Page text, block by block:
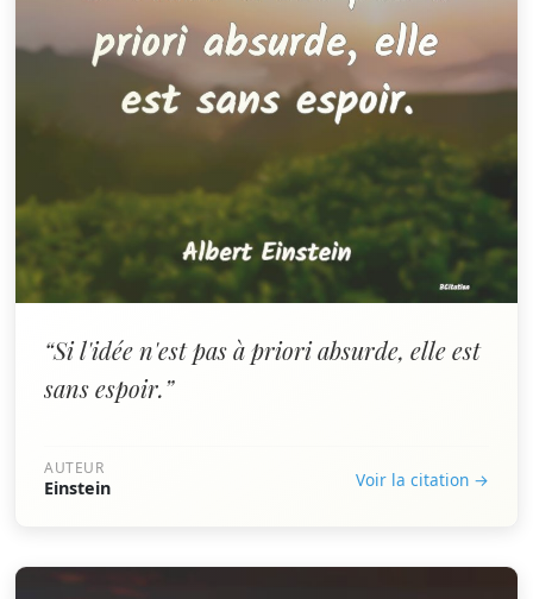
“Si l'idée n'est pas à priori absurde, elle est
sans espoir.”
AUTEUR
Einstein Voir la citation →